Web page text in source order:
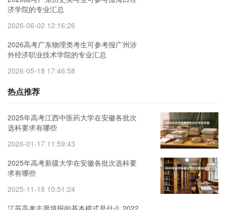
济学院的专业汇总
2026-06-02 12:16:26
2026高考广东物理类考生可参考报广州涉
外经济职业技术学院的专业汇总
2026-05-18 17:46:58
热点推荐
2025年高考江西中医药大学在安徽各批次
选科要求有哪些
2026-01-17 11:59:43
2025年高考新疆大学在安徽各批次选科要
求有哪些
2025-11-18 10:51:24